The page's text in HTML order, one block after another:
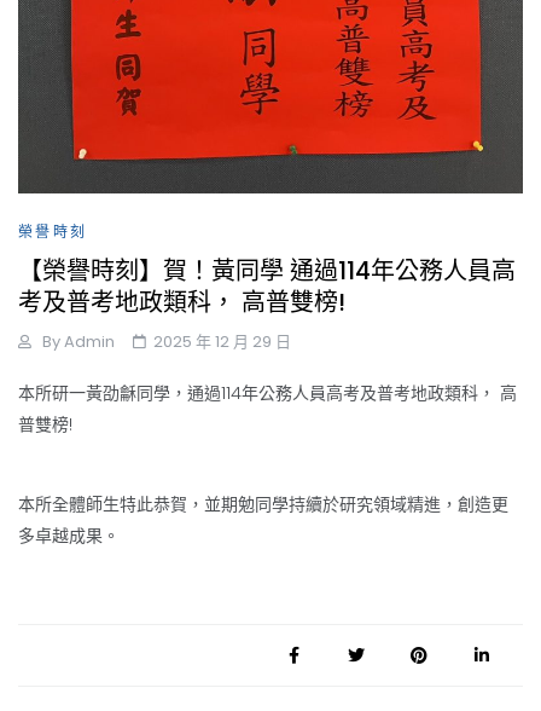
榮譽時刻
【榮譽時刻】賀！黃同學 通過114年公務人員高
考及普考地政類科， 高普雙榜!
ByAdmin 2025 年 12 月 29 日
本所研一黃劭龢同學，通過114年公務人員高考及普考地政類科， 高
普雙榜!
本所全體師生特此恭賀，並期勉同學持續於研究領域精進，創造更
多卓越成果。